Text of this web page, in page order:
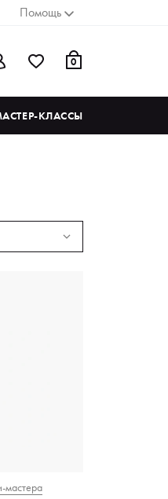
Помощь
0
КЛАССЫ
мастера